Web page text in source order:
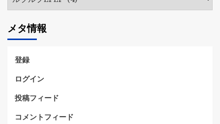
テ
リ
ー
メタ情報
登録
ログイン
投稿フィード
コメントフィード